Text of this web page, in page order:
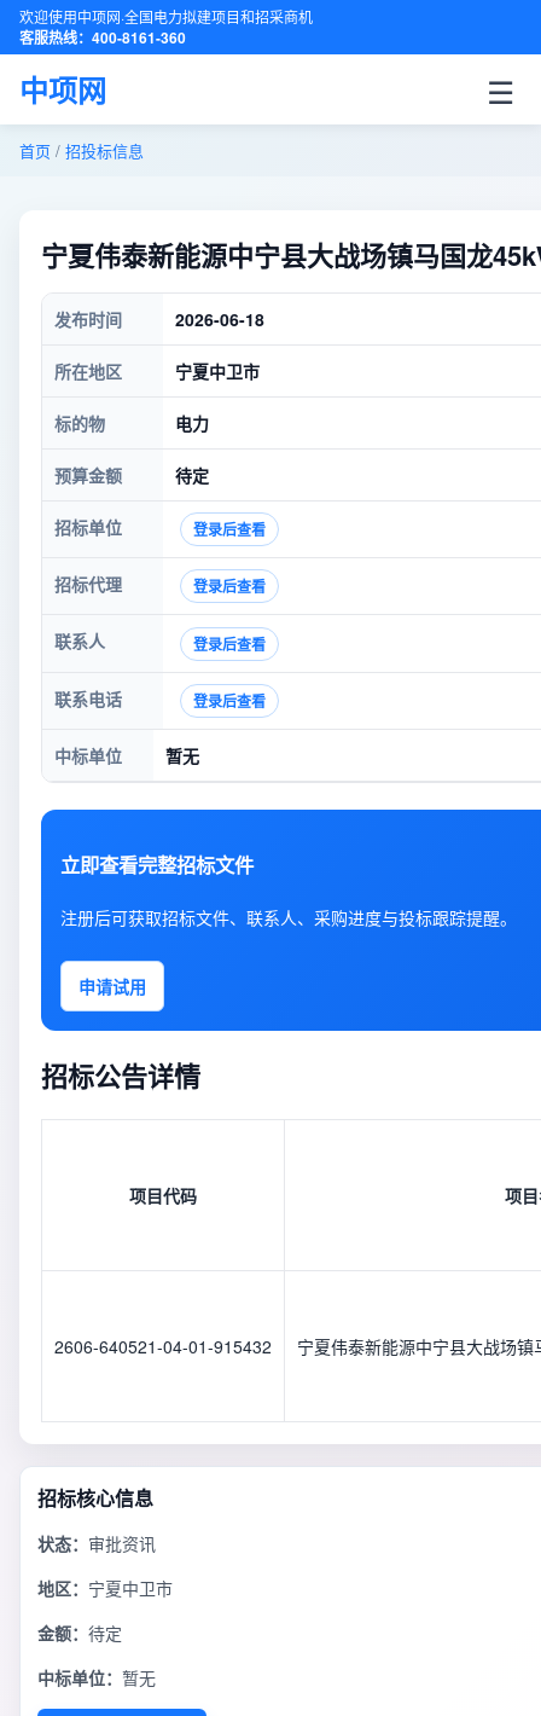
欢迎使用中项网·全国电力拟建项目和招采商机
客服热线：400-8161-360
中项网 ☰
首页 / 招投标信息
宁夏伟泰新能源中宁县大战场镇马国龙
发布时间 2026-06-18
所在地区 宁夏中卫市
标的物 电力
预算金额 待定
招标单位 登录后查看
招标代理 登录后查看
联系人 登录后查看
联系电话 登录后查看
中标单位 暂无
立即查看完整招标文件
注册后可获取招标文件、联系人、采购进度与投标跟踪提醒。
申请试用
招标公告详情
项目代码 项
2606-640521-04-01-915432 宁夏伟泰新能源中宁县大战场
招标核心信息
状态： 审批资讯
地区： 宁夏中卫市
金额： 待定
中标单位： 暂无